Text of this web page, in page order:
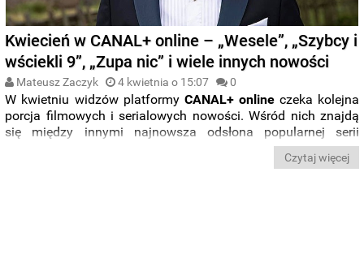
Kwiecień w CANAL+ online – „Wesele”, „Szybcy i
wściekli 9”, „Zupa nic” i wiele innych nowości
Mateusz Zaczyk 4 kwietnia o 15:07 0
W kwietniu widzów platformy CANAL+ onlineczeka kolejna
porcja filmowych i serialowych nowości. Wśród nich znajdą
się między innymi najnowsza odsłona popularnej serii
”, a także serialowa wersja
”. Sprawdźcie wszystkie produkcje,
Czytaj więcej